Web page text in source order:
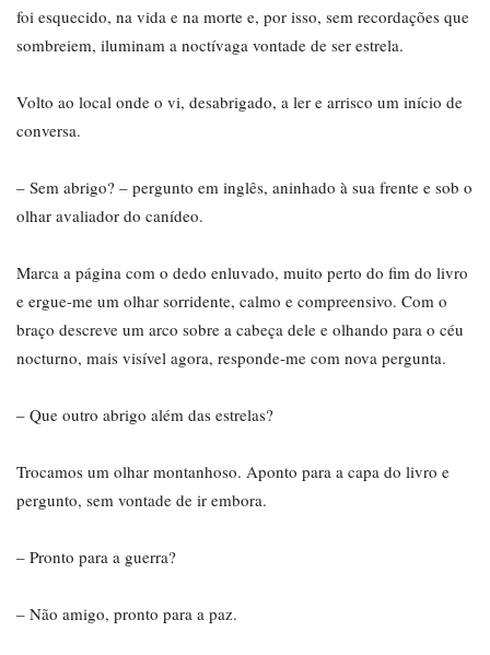
foi esquecido, na vida e na morte e, por isso, sem recordações que
sombreiem, iluminam a noctívaga vontade de ser estrela.
Volto ao local onde o vi, desabrigado, a ler e arrisco um início de
conversa.
– Sem abrigo? – pergunto em inglês, aninhado à sua frente e sob o
olhar avaliador do canídeo.
Marca a página com o dedo enluvado, muito perto do fim do livro
e ergue-me um olhar sorridente, calmo e compreensivo. Com o
braço descreve um arco sobre a cabeça dele e olhando para o céu
nocturno, mais visível agora, responde-me com nova pergunta.
– Que outro abrigo além das estrelas?
Trocamos um olhar montanhoso. Aponto para a capa do livro e
pergunto, sem vontade de ir embora.
– Pronto para a guerra?
– Não amigo, pronto para a paz.